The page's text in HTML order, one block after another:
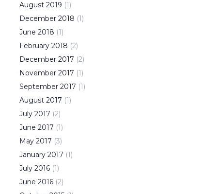
August 2019 (1)
December 2018 (1)
June 2018 (1)
February 2018 (2)
December 2017 (2)
November 2017 (1)
September 2017 (1)
August 2017 (1)
July 2017 (2)
June 2017 (1)
May 2017 (3)
January 2017 (1)
July 2016 (1)
June 2016 (2)